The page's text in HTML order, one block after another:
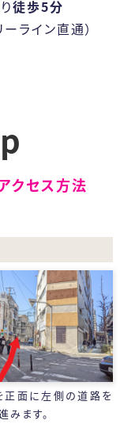
徒歩5分
ライン直通）
クセス方法
正面に左側の道路を
みます。